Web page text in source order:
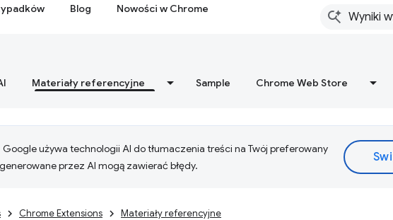
Blog Nowości w Chrome
Materiały referencyjne Sample Chrome Web Store
Google używa technologii AI do tłumaczenia treści na Twój preferowany
przez AI mogą zawierać błędy.
Chrome Extensions Materiały referencyjne